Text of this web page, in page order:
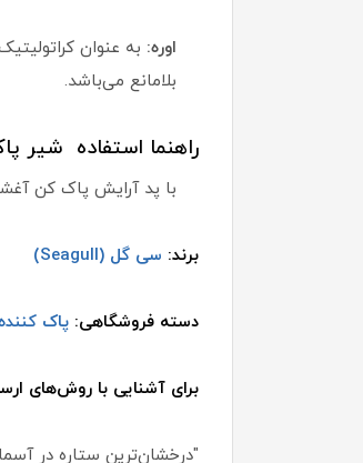
اوره: به عنوان
بلامانع می‌باشد.
راهنما استفاده شیر پاک کن
با پد آرایش پاک کن
برند: سی گل (Seagull)
دسته فروشگاهی: پاک
برای آشنایی با روش‌های
"درخشان‌ترین ستاره در